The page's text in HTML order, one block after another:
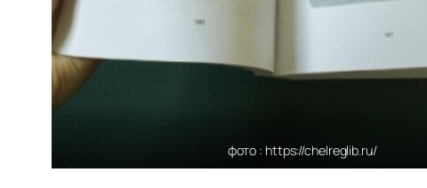
фото : https://chelreglib.ru/